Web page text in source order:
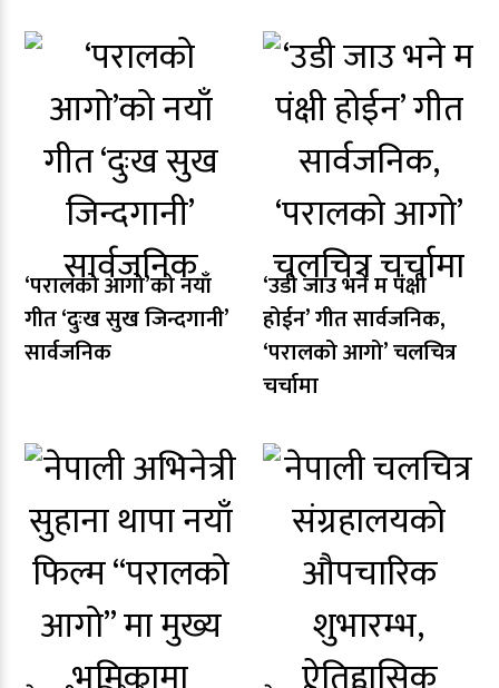
‘परालको आगो’को नयाँ
गीत ‘दुःख सुख जिन्दगानी’
सार्वजनिक
‘उडी जाउ भने म पंक्षी
होईन’ गीत सार्वजनिक,
‘परालको आगो’ चलचित्र
चर्चामा